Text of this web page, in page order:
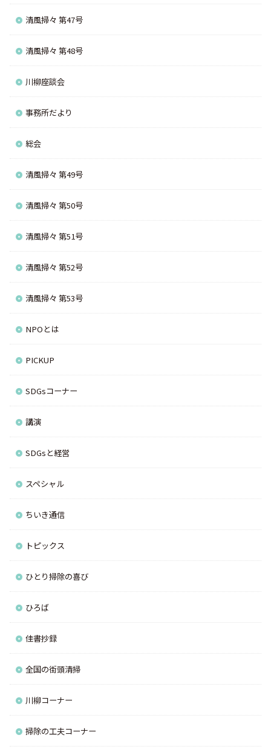
清風掃々 第47号
清風掃々 第48号
川柳座談会
事務所だより
総会
清風掃々 第49号
清風掃々 第50号
清風掃々 第51号
清風掃々 第52号
清風掃々 第53号
NPOとは
PICKUP
SDGsコーナー
講演
SDGsと経営
スペシャル
ちいき通信
トピックス
ひとり掃除の喜び
ひろば
佳書抄録
全国の街頭清掃
川柳コーナー
掃除の工夫コーナー